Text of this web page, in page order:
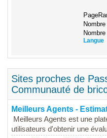
Langue
Sites proches de
Communauté de
Meilleurs Agents -
Meilleurs Agents est une
utilisateurs d'obtenir une